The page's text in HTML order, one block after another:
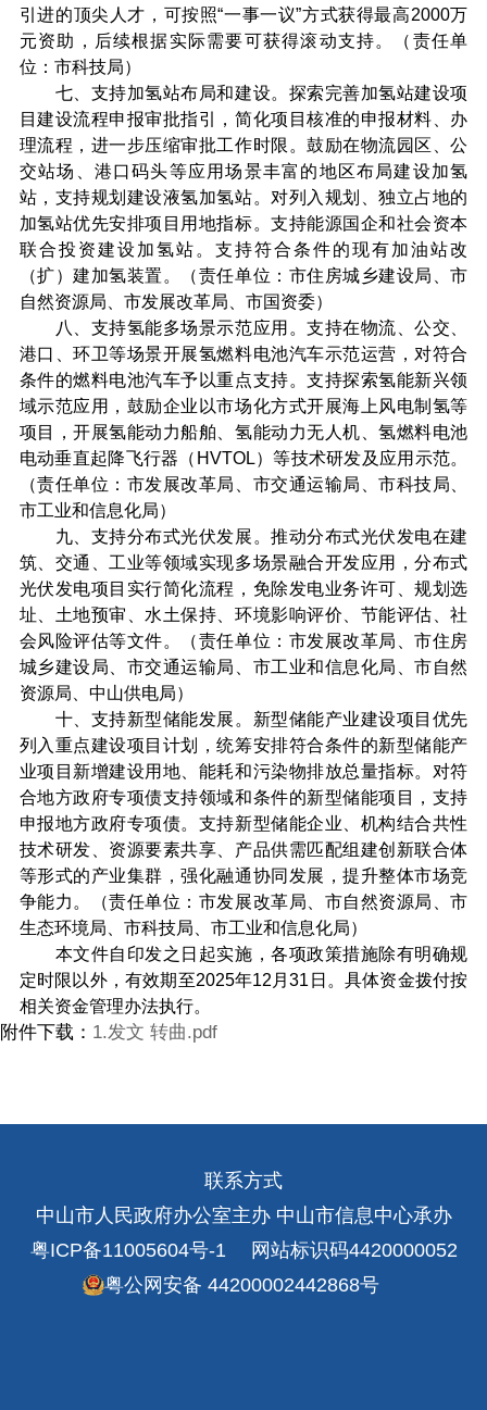
引进的顶尖人才，可按照“一事一议”方式获得最高2000万
元资助，后续根据实际需要可获得滚动支持。（责任单
位：市科技局）
七、支持加氢站布局和建设。探索完善加氢站建设项
目建设流程申报审批指引，简化项目核准的申报材料、办
理流程，进一步压缩审批工作时限。鼓励在物流园区、公
交站场、港口码头等应用场景丰富的地区布局建设加氢
站，支持规划建设液氢加氢站。对列入规划、独立占地的
加氢站优先安排项目用地指标。支持能源国企和社会资本
联合投资建设加氢站。支持符合条件的现有加油站改
（扩）建加氢装置。（责任单位：市住房城乡建设局、市
自然资源局、市发展改革局、市国资委）
八、支持氢能多场景示范应用。支持在物流、公交、
港口、环卫等场景开展氢燃料电池汽车示范运营，对符合
条件的燃料电池汽车予以重点支持。支持探索氢能新兴领
域示范应用，鼓励企业以市场化方式开展海上风电制氢等
项目，开展氢能动力船舶、氢能动力无人机、氢燃料电池
电动垂直起降飞行器（HVTOL）等技术研发及应用示范。
（责任单位：市发展改革局、市交通运输局、市科技局、
市工业和信息化局）
九、支持分布式光伏发展。推动分布式光伏发电在建
筑、交通、工业等领域实现多场景融合开发应用，分布式
光伏发电项目实行简化流程，免除发电业务许可、规划选
址、土地预审、水土保持、环境影响评价、节能评估、社
会风险评估等文件。（责任单位：市发展改革局、市住房
城乡建设局、市交通运输局、市工业和信息化局、市自然
资源局、中山供电局）
十、支持新型储能发展。新型储能产业建设项目优先
列入重点建设项目计划，统筹安排符合条件的新型储能产
业项目新增建设用地、能耗和污染物排放总量指标。对符
合地方政府专项债支持领域和条件的新型储能项目，支持
申报地方政府专项债。支持新型储能企业、机构结合共性
技术研发、资源要素共享、产品供需匹配组建创新联合体
等形式的产业集群，强化融通协同发展，提升整体市场竞
争能力。（责任单位：市发展改革局、市自然资源局、市
生态环境局、市科技局、市工业和信息化局）
本文件自印发之日起实施，各项政策措施除有明确规
定时限以外，有效期至2025年12月31日。具体资金拨付按
相关资金管理办法执行。
附件下载： 1.发文 转曲.pdf
联系方式
中山市人民政府办公室主办 中山市信息中心承办
粤ICP备11005604号-1
网站标识码4420000052
粤公网安备 44200002442868号